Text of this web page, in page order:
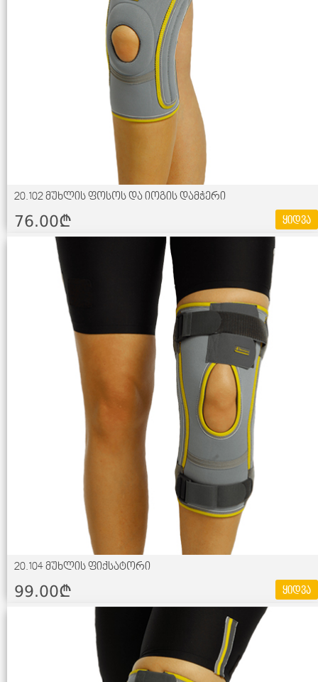
20.102 მუხლის ფოსოს და იოგის დამჭერი
76.00¢ ყიდვა
20.104 მუხლის ფიქსატორი
99.00¢ ყიდვა